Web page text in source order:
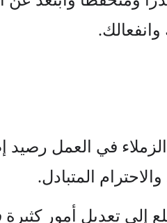
وانفعالك.
الزملاء في العمل
المتبادل.
إلى تعديل أمور